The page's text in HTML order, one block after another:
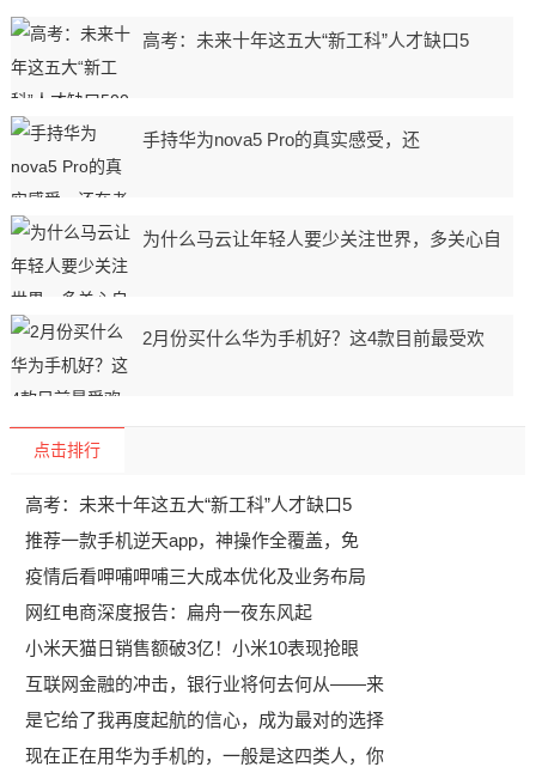
高考：未来十年这五大“新工科”人才缺口5
手持华为nova5 Pro的真实感受，还
为什么马云让年轻人要少关注世界，多关心自
2月份买什么华为手机好？这4款目前最受欢
点击排行
高考：未来十年这五大“新工科”人才缺口5
推荐一款手机逆天app，神操作全覆盖，免
疫情后看呷哺呷哺三大成本优化及业务布局
网红电商深度报告：扁舟一夜东风起
小米天猫日销售额破3亿！小米10表现抢眼
互联网金融的冲击，银行业将何去何从——来
是它给了我再度起航的信心，成为最对的选择
现在正在用华为手机的，一般是这四类人，你